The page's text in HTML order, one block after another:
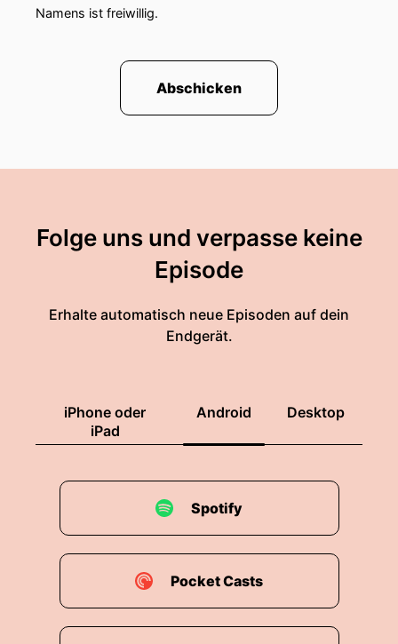
Namens ist freiwillig.
Abschicken
Folge uns und verpasse keine
Episode
Erhalte automatisch neue Episoden auf dein
Endgerät.
iPhone oder
iPad
Android Desktop
Spotify
Pocket Casts